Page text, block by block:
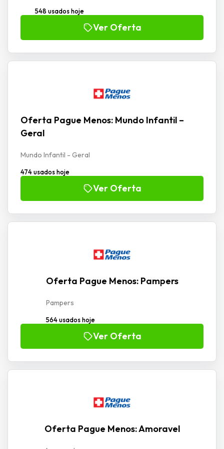
548 usados hoje
Ver Oferta
Oferta Pague Menos: Mundo Infantil –
Geral
Mundo Infantil - Geral
474 usados hoje
Ver Oferta
Oferta Pague Menos: Pampers
Pampers
564 usados hoje
Ver Oferta
Oferta Pague Menos: Amoravel